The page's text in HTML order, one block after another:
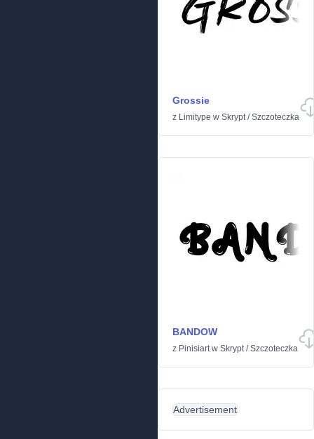
Grossie
z Limitype w Skrypt/Szczoteczka
BANDOW
z Pinisiartw Skrypt/Szczoteczka
Advertisement